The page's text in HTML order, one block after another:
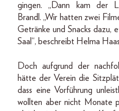
gingen. „Dann kam der
Brandl. „Wir hatten zwei
Getränke und Snacks dazu,
Saal“, beschreibt Helma
Doch aufgrund der
hätte der Verein die
dass eine Vorführung
wollten aber nicht Monate